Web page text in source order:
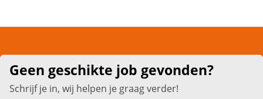
Geen geschikte job gevonden?
Schrijf je in, wij helpen je graag verder!